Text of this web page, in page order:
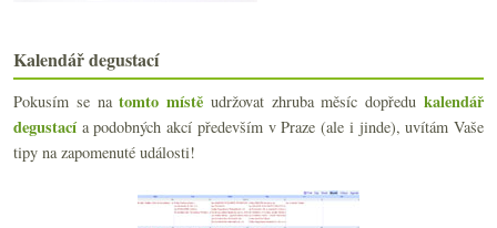
Shnilý ročník, Emirates a víno, o naturálnu, ceny ...
Naturální festivaly a dvakrát z Národního parku
Suché furminty a lipoviny od Szepsyho k hokeji
Pětkrát jurský pelikán
Zweigelt, Korea a pivo od Judith Beck
NYC pije naturální Čechy a Moravu
Kalendář degustací
Pokusím se natomto místě udržovat zhruba měsíc dopředukalendář
degustacía podobných akcí především v Praze (ale i jinde), uvítám Vaše
tipy na zapomenuté události!